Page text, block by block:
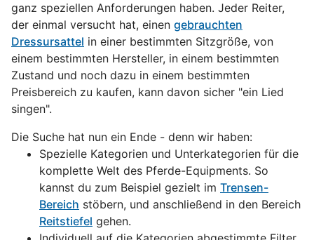
ganz speziellen Anforderungen haben. Jeder Reiter,
der einmal versucht hat, einen gebrauchten
Dressursattel in einer bestimmten Sitzgröße, von
einem bestimmten Hersteller, in einem bestimmten
Zustand und noch dazu in einem bestimmten
Preisbereich zu kaufen, kann davon sicher "ein Lied
singen".
Die Suche hat nun ein Ende - denn wir haben:
Spezielle Kategorien und Unterkategorien für die
komplette Welt des Pferde-Equipments. So
kannst du zum Beispiel gezielt im Trensen-
Bereich stöbern, und anschließend in den Bereich
Reitstiefel gehen.